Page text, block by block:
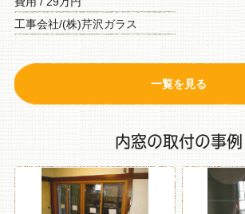
工事会社/(株)芹沢ガラス
一覧を見る
内窓の取付の事例